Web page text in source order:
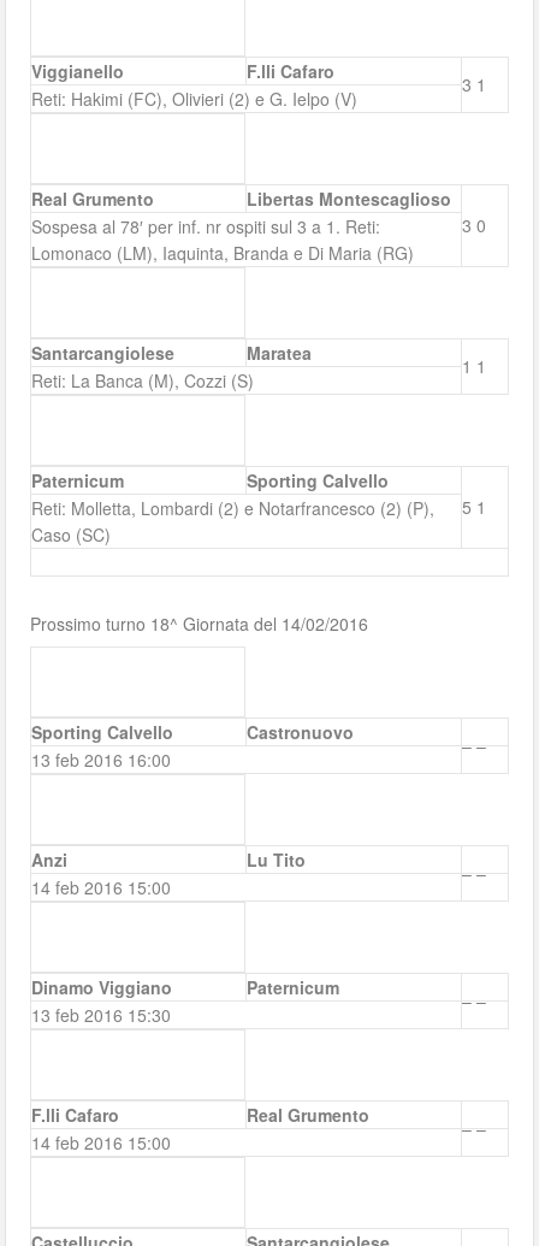
Viggianello F.lli Cafaro
3 1
Reti: Hakimi (FC), Olivieri (2) e G. Ielpo (V)
Real Grumento
Libertas Montescaglioso
3 0
Sospesa al 78′ per inf. nr ospiti sul 3 a 1. Reti:
Lomonaco (LM), Iaquinta, Branda e Di Maria (RG)
Santarcangiolese Maratea
1 1
Reti: La Banca (M), Cozzi (S)
Paternicum
Sporting Calvello
5 1
Reti: Molletta, Lombardi (2) e Notarfrancesco (2) (P),
Caso (SC)
Prossimo turno 18^ Giornata del 14/02/2016
Sporting Calvello Castronuovo
– –
13 feb 2016 16:00
Anzi Lu Tito
– –
14 feb 2016 15:00
Dinamo Viggiano Paternicum
– –
13 feb 2016 15:30
F.lli Cafaro Real Grumento
– –
14 feb 2016 15:00